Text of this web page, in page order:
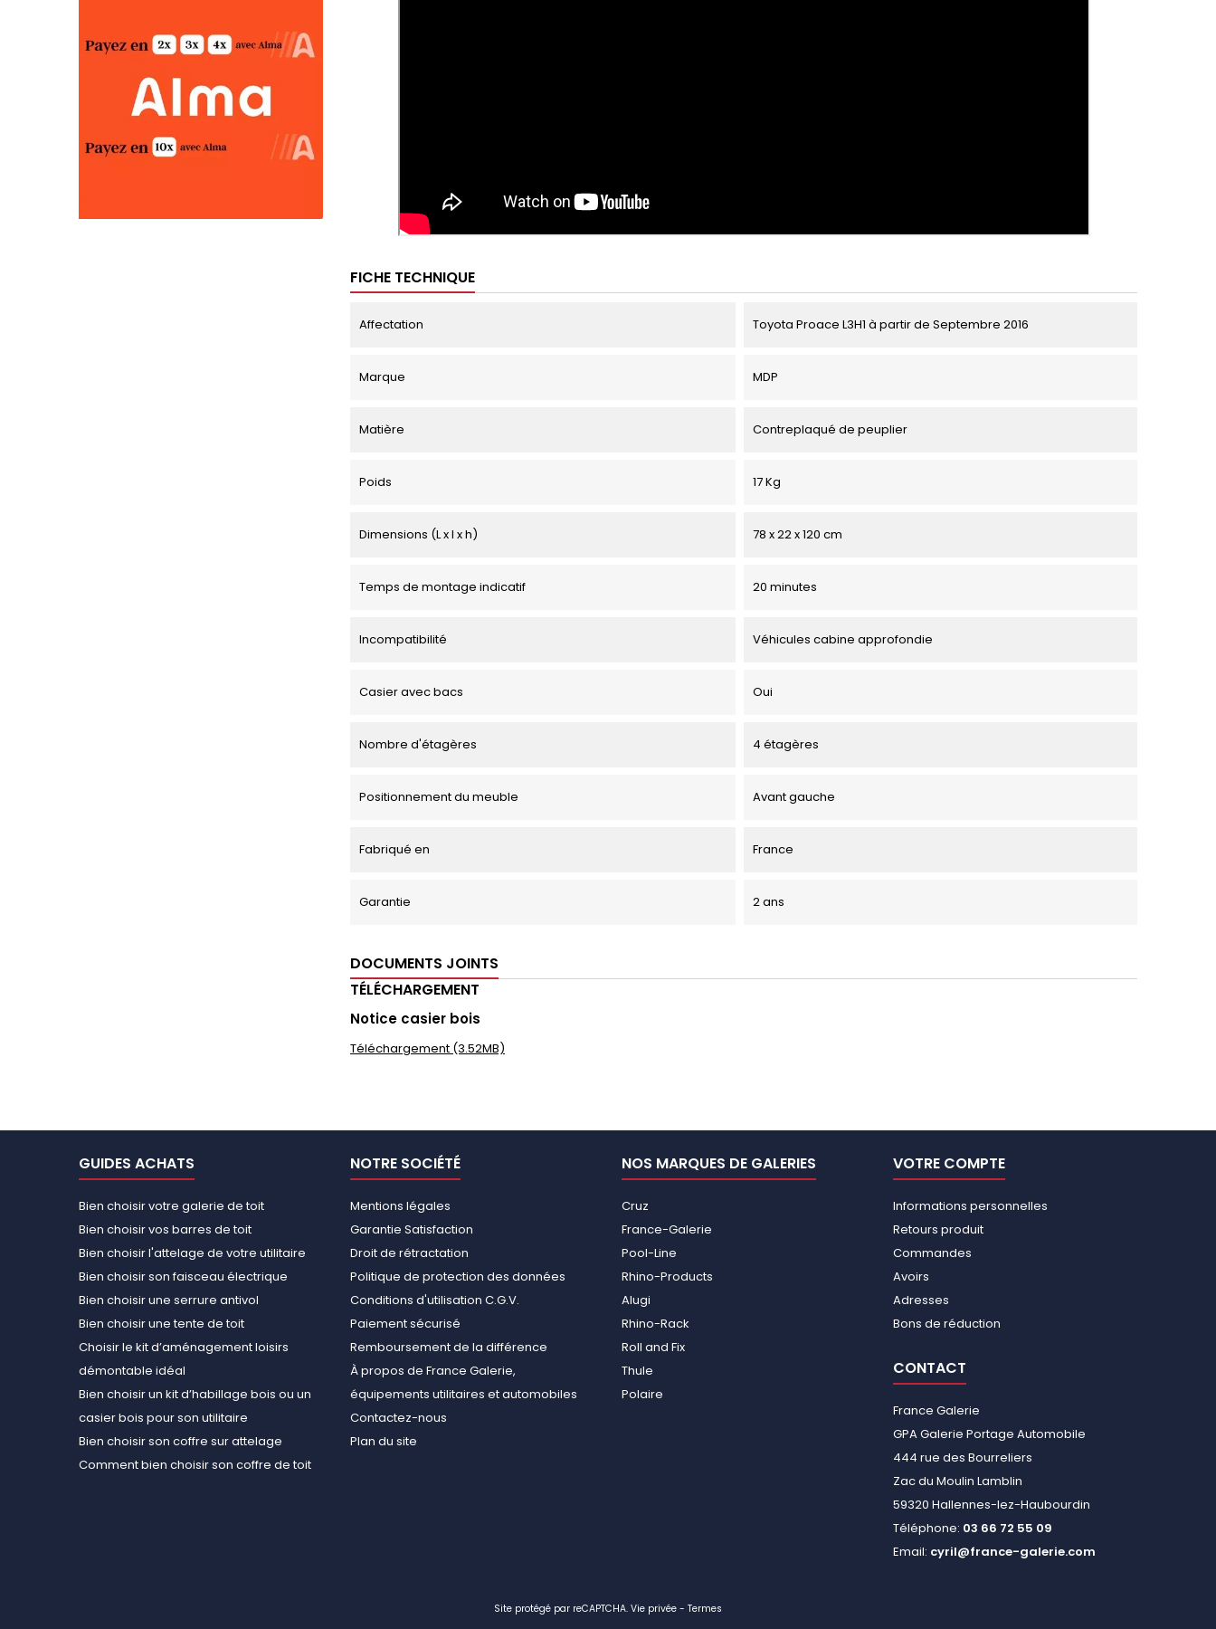
FICHE TECHNIQUE
Affectation Toyota Proace L3H1 à partir de Septembre 2016
Marque MDP
Matière Contreplaqué de peuplier
Poids 17 Kg
Dimensions (L x l x h) 78 x 22 x 120 cm
Temps de montage indicatif 20 minutes
Incompatibilité Véhicules cabine approfondie
Casier avec bacs Oui
Nombre d'étagères 4 étagères
Positionnement du meuble Avant gauche
Fabriqué en France
Garantie 2 ans
DOCUMENTS JOINTS
TÉLÉCHARGEMENT
Notice casier bois
Téléchargement (3.52MB)
GUIDES ACHATS
Bien choisir votre galerie de toit
Bien choisir vos barres de toit
Bien choisir l'attelage de votre utilitaire
Bien choisir son faisceau électrique
Bien choisir une serrure antivol
Bien choisir une tente de toit
Choisir le kit d’aménagement loisirs
démontable idéal
Bien choisir un kit d’habillage bois ou un
casier bois pour son utilitaire
Bien choisir son coffre sur attelage
Comment bien choisir son coffre de toit
NOTRE SOCIÉTÉ
Mentions légales
Garantie Satisfaction
Droit de rétractation
Politique de protection des données
Conditions d'utilisation C.G.V.
Paiement sécurisé
Remboursement de la différence
À propos de France Galerie,
équipements utilitaires et automobiles
Contactez-nous
Plan du site
NOS MARQUES DE GALERIES
Cruz
France-Galerie
Pool-Line
Rhino-Products
Alugi
Rhino-Rack
Roll and Fix
Thule
Polaire
VOTRE COMPTE
Informations personnelles
Retours produit
Commandes
Avoirs
Adresses
Bons de réduction
CONTACT
France Galerie
GPA Galerie Portage Automobile
444 rue des Bourreliers
Zac du Moulin Lamblin
59320 Hallennes-lez-Haubourdin
Téléphone: 03 66 72 55 09
Email: cyril@france-galerie.com
Site protégé par reCAPTCHA. Vie privée - Termes